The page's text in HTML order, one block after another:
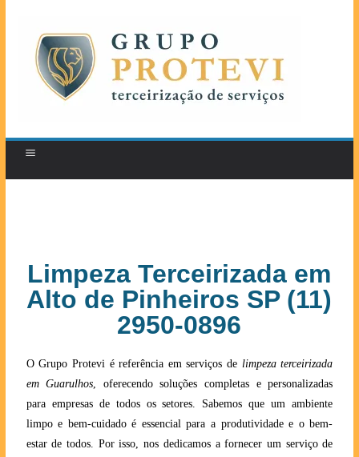
Limpeza Terceirizada em
Alto de Pinheiros SP (11)
2950-0896
O Grupo Protevi é referência em serviços de limpeza terceirizada
em Guarulhos, oferecendo soluções completas e personalizadas
para empresas de todos os setores. Sabemos que um ambiente
limpo e bem-cuidado é essencial para a produtividade e o bem-
estar de todos. Por isso, nos dedicamos a fornecer um serviço de